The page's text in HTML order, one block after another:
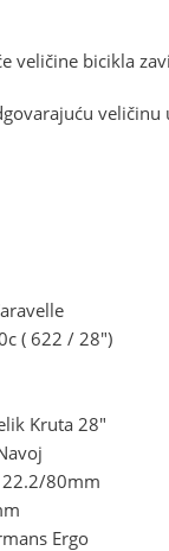
veličine bicikla
veličinu
( 622 / 28″)
Kruta 28″
22.2/80mm
Ergo